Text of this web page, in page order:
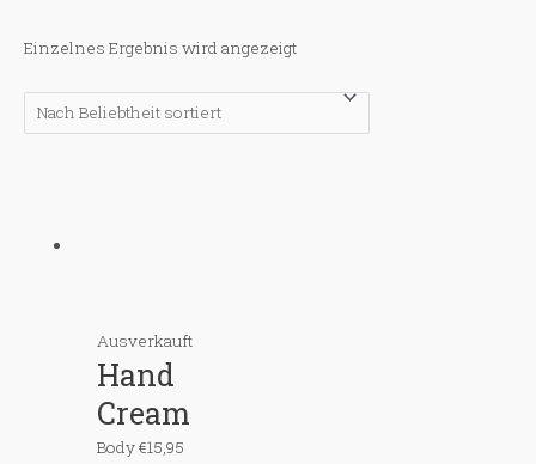
Einzelnes Ergebnis wird angezeigt
Ausverkauft
Hand
Cream
Body€15,95